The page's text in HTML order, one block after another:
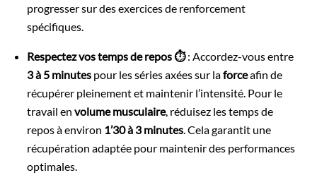
progresser sur des exercices de renforcement
spécifiques.
Respectez vos temps de repos ⏱️: Accordez-vous entre
3 à 5 minutes pour les séries axées sur laforceafin de
récupérer pleinement et maintenir l’intensité. Pour le
travail envolume musculaire, réduisez les temps de
repos à environ 1’30 à 3 minutes . Cela garantit une
récupération adaptée pour maintenir des performances
optimales.